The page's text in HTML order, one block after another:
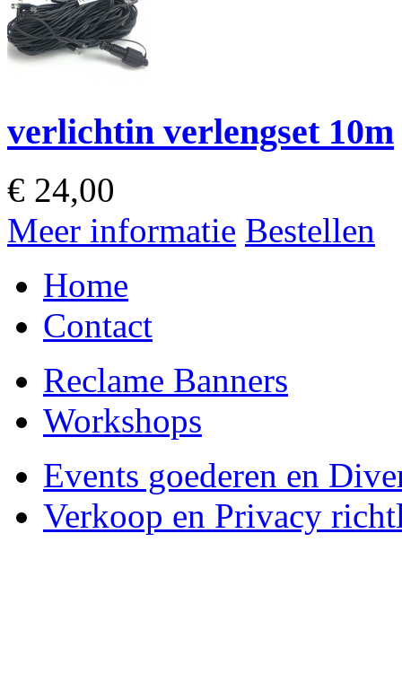
verlichtin verlengset 10m
€ 24,00
Meer informatie Bestellen
Home
Contact
Reclame Banners
Workshops
Events goederen en
Verkoop en Privacy